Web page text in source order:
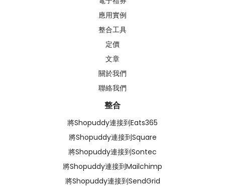
應用實例
整合工具
定價
文章
關於我們
聯絡我們
整合
將Shopuddy連接到Eats365
將Shopuddy連接到Square
將Shopuddy連接到Sontec
將Shopuddy連接到Mailchimp
將Shopuddy連接到SendGrid